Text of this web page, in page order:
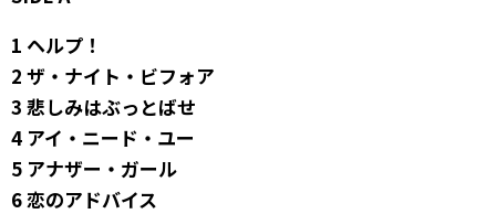
1 ヘルプ！
2 ザ・ナイト・ビフォア
3 悲しみはぶっとばせ
4 アイ・ニード・ユー
5 アナザー・ガール
6 恋のアドバイス